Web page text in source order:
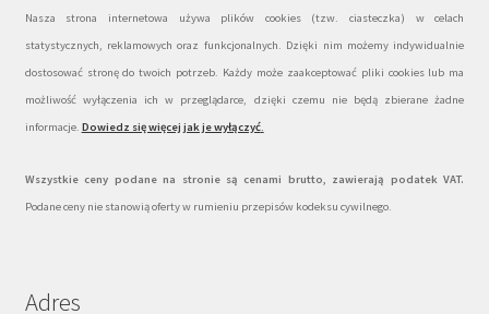
Nasza strona internetowa używa plików cookies (tzw. ciasteczka) w celach
statystycznych, reklamowych oraz funkcjonalnych. Dzięki nim możemy indywidualnie
dostosować stronę do twoich potrzeb. Każdy może zaakceptować pliki cookies lub ma
możliwość wyłączenia ich w przeglądarce, dzięki czemu nie będą zbierane żadne
informacje. Dowiedz się więcej jak je wyłączyć.
Wszystkie ceny podane na stronie są cenami brutto, zawierają podatek VAT.
Podane ceny nie stanowią oferty w rumieniu przepisów kodeksu cywilnego.
Adres